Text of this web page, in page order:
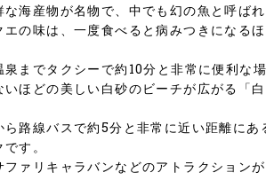
海産物が名物で、中でも幻の魚と呼ばれ
の味は、一度食べると病みつきになるほ
までタクシーで約10分と非常に便利な
いほどの美しい白砂のビーチが広がる「
ら路線バスで約5分と非常に近い距離に
す。
ァリキャラバンなどのアトラクション